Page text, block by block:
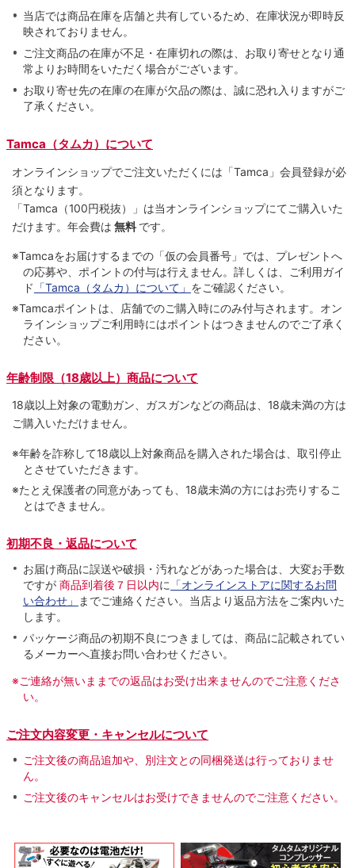
当店では商品在庫を店舗と共有しているため、在庫状況が即時反
映されておりません。
ご注文商品の在庫が不足・在庫切れの際は、お取り寄せとなり通
常よりお時間をいただく場合がございます。
お取り寄せ先の在庫の在庫が欠品の際は、誠に恐れ入りますがご
了承ください。
Tamca（タムカ）について
オンラインショップでご注⽂いただくには「Tamca」会員登録が必
須となります。
「Tamca （100円税抜）
」は当オンラインショップにてご購⼊いた
だけます。 年会費は 無料 です。
※Tamcaをお届けするまでの「仮の会員番号」では、プレゼントへ
の応募や、ポイントの付与は⾏えません。詳しくは、ご利⽤ガイ
ド 「Tamca（タムカ）について」 をご確認ください。
※Tamcaポイントは、店舗でのご購⼊時にのみ付与されます。オン
ラインショップご利用時にはポイントはつきませんのでご了承く
ださい。
年齢制限（18歳以上）商品について
18歳以上対象の電動ガン、ガスガンなどの商品は、18歳未満の方は
ご購入いただけません。
※年齢を詐称して18歳以上対象商品を購入された場合は、取引停止
とさせていただきます。
※たとえ保護者の同意があっても、18歳未満の方にはお売りするこ
とはできません。
初期不良・返品について
お届け商品に誤送や破損・汚れなどがあった場合は、大変お手数
ですが 商品到着後７日以内に 「オンラインストアに関するお問
い合わせ」
までご連絡ください。当店より返品方法をご案内いた
します。
パッケージ商品の初期不良につきましては、商品に記載されてい
るメーカーへ直接お問い合わせください。
※ご連絡が無いままでの返品はお受け出来ませんのでご注意くださ
い。
ご注文内容変更・キャンセルについて
ご注文後の商品追加や、別注文との同梱発送は行っておりませ
ん。
ご注文後のキャンセルはお受けできませんのでご注意ください。